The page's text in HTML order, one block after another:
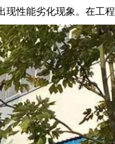
性能劣化现象。在工